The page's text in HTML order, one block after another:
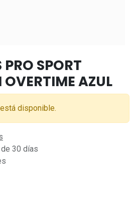
SPORT
OVERTIME AZUL
disponible.
30 días